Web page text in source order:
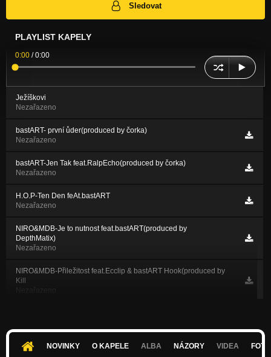
Sledovat
PLAYLIST KAPELY
0:00 /0:00
Ježíškovi
Nezařazeno
bastART- první ůder(produced by čorka)
Nezařazeno
bastART-Jen Tak feat.RalpEcho(produced by čorka)
Nezařazeno
H.O.P-Ten Den feAt.bastART
Nezařazeno
NIRO&MDB-Je to nutnost feat.bastART(produced by
DepthMatix)
Nezařazeno
NIRO&MDB-Přiležitost feat.Ecclip & bastART Hook(produced by
Kill
Nezařazeno
bastART feat.RalpEcho-Ta děvka to chce(produced by Beger15)
NOVINKY O KAPELE ALBA NÁZORY VIDEA